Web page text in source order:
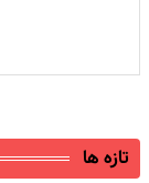
تازه ها